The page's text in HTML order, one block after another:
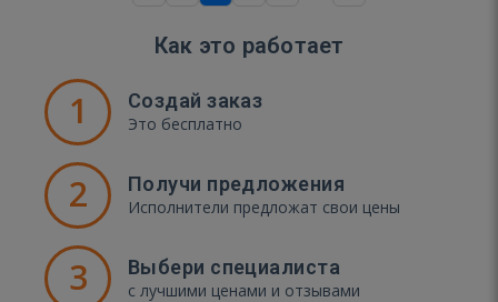
Как это работает
1 Создай заказ
Это бесплатно
2 Получи предложения
Исполнители предложат свои цены
3 Выбери специалиста
с лучшими ценами и отзывами